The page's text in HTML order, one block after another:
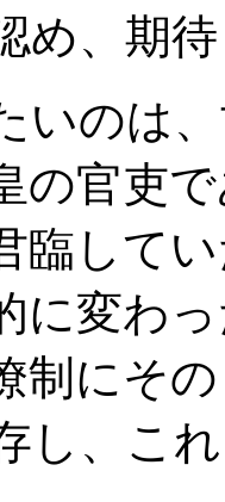
め、期
いのは
の官吏
臨して
に変わ
制にそ
し、こ